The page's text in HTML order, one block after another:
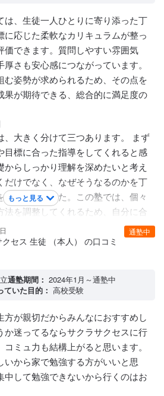
がちゃんと合ったなと思います。
回毎回同じ内容でもなかったのでよ
は、生徒一人ひとりに寄り添った丁
応じた柔軟なカリキュラムが整っ
価できます。質問しやすい雰囲気
さも安心感につながっています。
む姿勢が求められるため、その点を
果が期待できる、総合的に満足度の
、大きく分けて三つあります。 まず
目標に合った指導をしてくれると感
からしっかり理解を深めたいと考え
だけでなく、なぜそうなるのかを丁
していました。この塾では、個々
法を調整してくれるため、自分に合
伸ばせると感じました。 二つ目は、
問しやすい環境が整っている点で
らないことをそのままにしてしまう
できると感じました。理解を深める
ました。 三つ目は、将来の目標に
ていることです。単に成績を上げる
その先の進路まで見据えた指導を
来にとっても大きなプラスになる
の立て方や勉強習慣の身につけ方に
える点に安心感があります。 以上
もっと見る
通塾中
セス 生徒 （本人） の口コミ
通塾期間： 2024年1月～通塾中
ていた目的： 高校受験
が親切だからみんなにおすすめし
か迷ってるならサクラサクセスに行
ミュ力も結構上がると思います。
いから家で勉強する方がいいと思
中して勉強できないから行くのはお